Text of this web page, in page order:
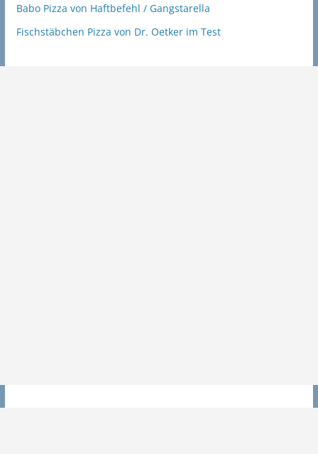
Babo Pizza von Haftbefehl / Gangstarella
Fischstäbchen Pizza von Dr. Oetker im Test